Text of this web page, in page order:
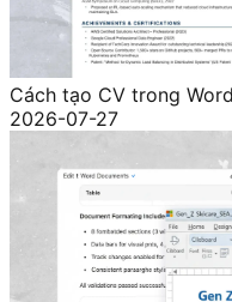
Cách tạo CV trong
2026-07-27